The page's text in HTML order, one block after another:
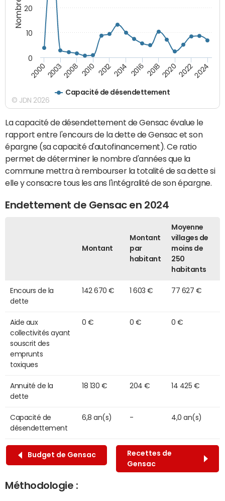
Capacité de désendettement
200020032008 2010 2012 2014 2016 2018202020222024
0
10
20
© JDN 2026
La capacité de désendettement de Gensac évalue le
rapport entre l'encours de la dette de Gensac et son
épargne (sa capacité d'autofinancement). Ce ratio
permet de déterminer le nombre d'années que la
commune mettra à rembourser la totalité de sa dette si
elle y consacre tous les ans l'intégralité de son épargne.
Endettement de Gensac en 2024
Montant
Montant
par
habitant
Moyenne
villages de
moins de
250
habitants
Encours de la
dette
142 670 € 1 603 € 77 627 €
Aide aux
collectivités ayant
souscrit des
emprunts
toxiques
0 € 0 € 0 €
Annuité de la
dette
18 130 € 204 € 14 425 €
Capacité de
désendettement
6,8 an(s) - 4,0 an(s)
Budget de Gensac
Recettes de
Gensac
Méthodologie :